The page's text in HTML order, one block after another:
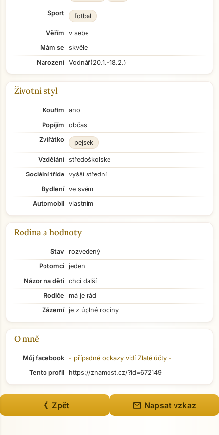
Přejít na hlavní obsah
Sport fotbal
Věřím
v sebe
Mám se
skvěle
Narození
Vodnář(20.1.-18.2.)
Životní styl
Kouřím
ano
Popíjím
občas
Zvířátko
pejsek
Vzdělání
středoškolské
Sociální třída
vyšší střední
Bydlení
ve svém
Automobil
vlastním
Rodina a hodnoty
Stav
rozvedený
Potomci
jeden
Názor na děti
chci další
Rodiče
má je rád
Zázemí
je z úplné rodiny
O mně
Můj facebook - případné odkazy vidí Zlaté účty -
Tento profil
https://znamost.cz/?id=672149
《 Zpět mail Napsat vzkaz